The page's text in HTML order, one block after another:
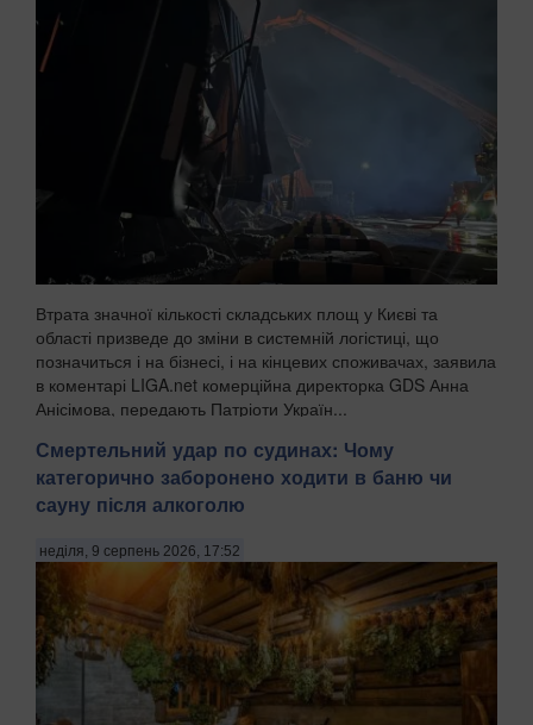
Втрата значної кількості складських площ у Києві та
області призведе до зміни в системній логістиці, що
позначиться і на бізнесі, і на кінцевих споживачах, заявила
в коментарі LIGA.net комерційна директорка GDS Анна
Анісімова, передають Патріоти Україн...
Смертельний удар по судинах: Чому
категорично заборонено ходити в баню чи
сауну після алкоголю
неділя, 9 серпень 2026, 17:52